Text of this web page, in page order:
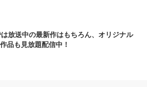
放送中の最新作はもちろん、オリジナル
品も見放題配信中！